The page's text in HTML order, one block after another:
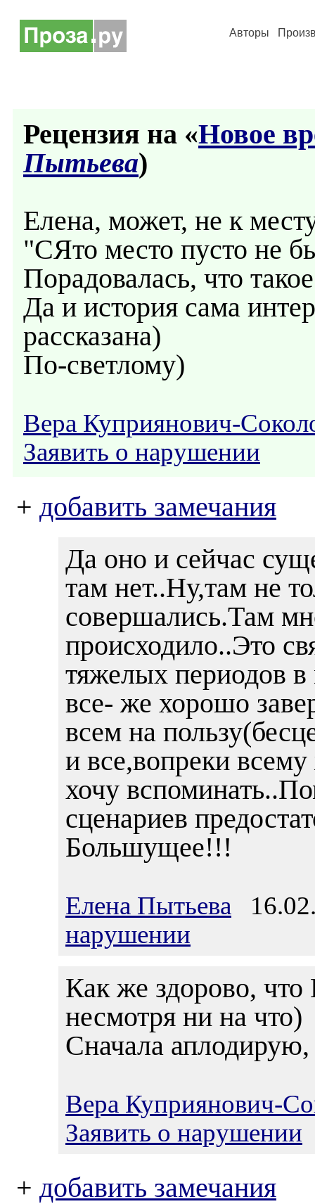
Авторы
Рецензия на «Новое
Пытьева)
Елена, может, не к
"СЯто место пусто не
Порадовалась, что
Да и история сама
рассказана)
По-светлому)
Вера Куприянович-
Заявить о нарушении
+ добавить замечания
Да оно и сейчас
там нет..Ну,там не
совершались.Там
происходило..Это
тяжелых периодов
все- же хорошо
всем на
и все,вопреки
хочу
сценариев
Большущее!!!
Елена Пытьева
нарушении
Как же здорово,
несмотря ни на что)
Сначала
Вера Куприянович-
Заявить о нарушении
+ добавить замечания